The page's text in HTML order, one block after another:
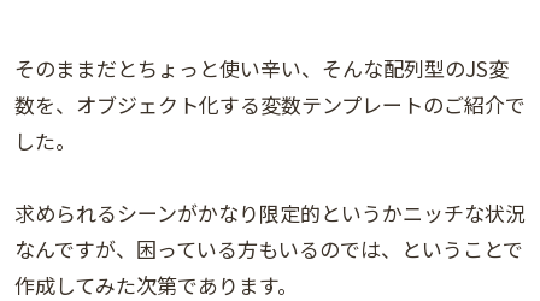
そのままだとちょっと使い辛い、そんな配列型のJS変
数を、オブジェクト化する変数テンプレートのご紹介で
した。
求められるシーンがかなり限定的というかニッチな状況
なんですが、困っている方もいるのでは、ということで
作成してみた次第であります。